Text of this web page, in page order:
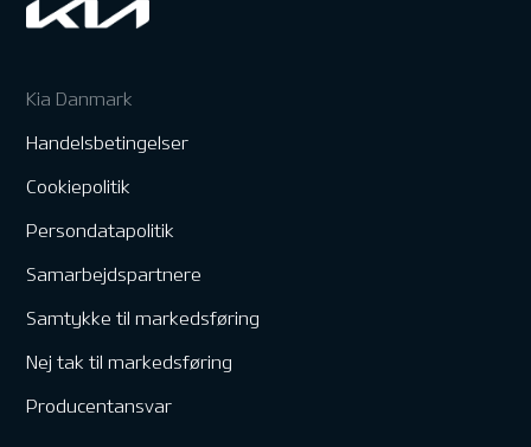
Kia Danmark
Handelsbetingelser
Cookiepolitik
Persondatapolitik
Samarbejdspartnere
Samtykke til markedsføring
Nej tak til markedsføring
Producentansvar